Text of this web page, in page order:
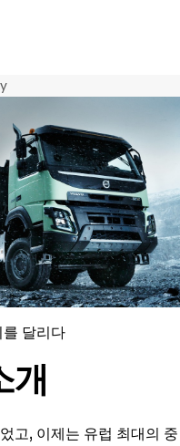
달리다
개
고, 이제는 유럽 최대의 중